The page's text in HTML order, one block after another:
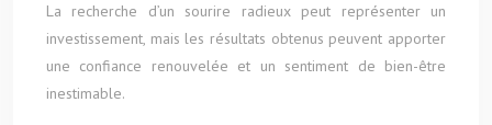
La recherche d’un sourire radieux peut représenter un
investissement, mais les résultats obtenus peuvent apporter
une confiance renouvelée et un sentiment de bien-être
inestimable.